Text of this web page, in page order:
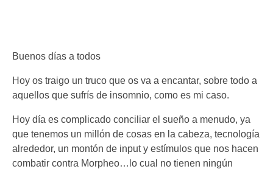
Buenos días a todos
Hoy os traigo un truco que os va a encantar, sobre todo a
aquellos que sufrís de insomnio, como es mi caso.
Hoy día es complicado conciliar el sueño a menudo, ya
que tenemos un millón de cosas en la cabeza, tecnología
alrededor, un montón de input y estímulos que nos hacen
combatir contra Morpheo…lo cual no tienen ningún